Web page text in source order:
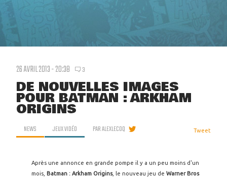
26 AVRIL 2013 - 20:38 3
DE NOUVELLES IMAGES
POUR BATMAN : ARKHAM
ORIGINS
NEWS JEUX VIDÉO PARALEXLECOQ Tweet
Après une annonce en grande pompe il y a un peu moins d'un
mois, Batman : Arkham Origins, le nouveau jeu de Warner Bros